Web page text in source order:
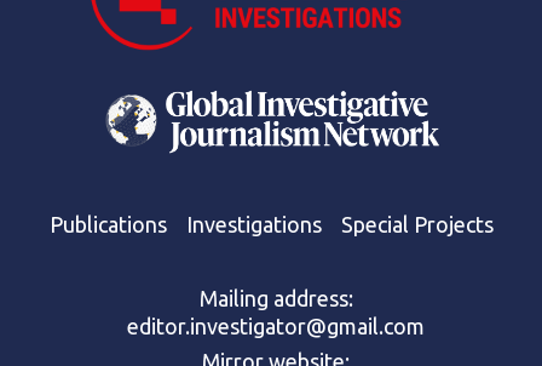
Publications Investigations Special Projects
Mailing address:
editor.investigator@gmail.com
Mirror website: